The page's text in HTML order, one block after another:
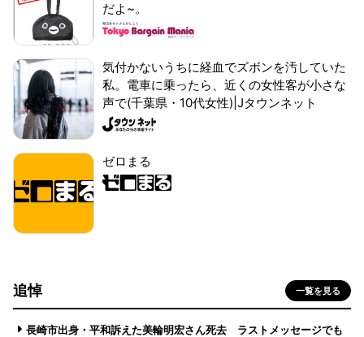
だよ~。
気付かないうちに経血でズボンを汚していた
私。電車に乗ったら、近くの女性客が小さな
声で(千葉県・10代女性)|Jタウンネット
ゼロまる
追悼 一覧を見る
長崎市出身・平和訴えた美輪明宏さん死去 ラストメッセージでも